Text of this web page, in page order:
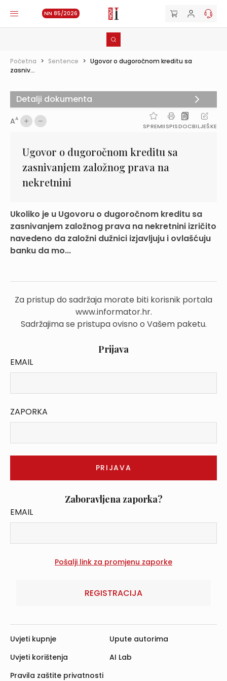
NN 85/2026
Početna > Sentence > Ugovor o dugoročnom kreditu sa
zasniv...
AA
SPREMIISPISDOCBILJEŠKE
Ugovor o dugoročnom kreditu sa
zasnivanjem založnog prava na
nekretnini
Ukoliko je u Ugovoru o dugoročnom kreditu sa
zasnivanjem založnog prava na nekretnini izričito
navedeno da založni dužnici izjavljuju i ovlašćuju
banku da mo...
Za pristup do sadržaja morate biti korisnik portala
www.informator.hr.
Sadržajima se pristupa ovisno o Vašem paketu.
Prijava
EMAIL
ZAPORKA
Zaboravljena zaporka?
EMAIL
REGISTRACIJA
Detalji dokumenta
Uvjeti kupnje
Uvjeti korištenja
Pravila zaštite privatnosti
Upute autorima
AI Lab